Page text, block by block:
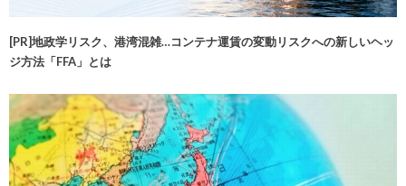
[PR]地政学リスク、港湾混雑…コンテナ運賃の変動リスクへの新しいヘッ
ジ方法「FFA」とは